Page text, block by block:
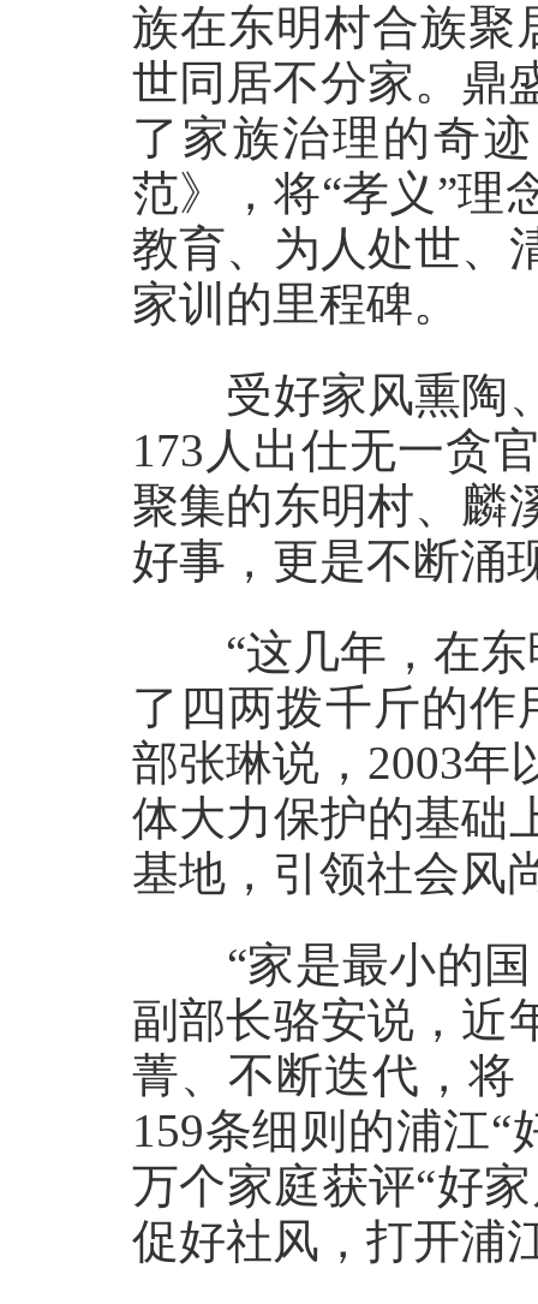
族在东明村合族聚
世同居不分家。鼎
了家族治理的奇
范》，将“孝义”理
教育、为人处世、
家训的里程碑。
受好家风熏陶、
173人出仕无一贪
聚集的东明村、麟
好事，更是不断涌
“这几年，在东
了四两拨千斤的作
部张琳说，2003年
体大力保护的基础
基地，引领社会风
“家是最小的国
副部长骆安说，近
菁、不断迭代，将
159条细则的浦江“
万个家庭获评“好
促好社风，打开浦